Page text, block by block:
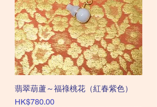
翡翠葫蘆～福祿桃花（紅春紫色）
價格
HK$780.00